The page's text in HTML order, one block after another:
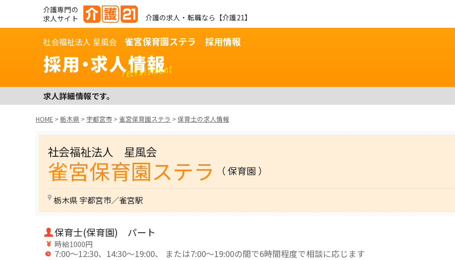
介護専門の
求人サイト
介護の求人・転職なら【介護21】
社会福祉法人 星風会 雀宮保育園ステラ 採用情報
採用・求人情報
recruitment
求人詳細情報です。
HOME > 栃木県 > 宇都宮市 > 雀宮保育園ステラ > 保育士の求人情報
社会福祉法人 星風会
雀宮保育園ステラ （ 保育園 ）
栃木県 宇都宮市／雀宮駅
保育士(保育園) パート
時給1000円
7:00～12:30、14:30～19:00、 または7:00～19:00の間で6時間程度で相談に応じます